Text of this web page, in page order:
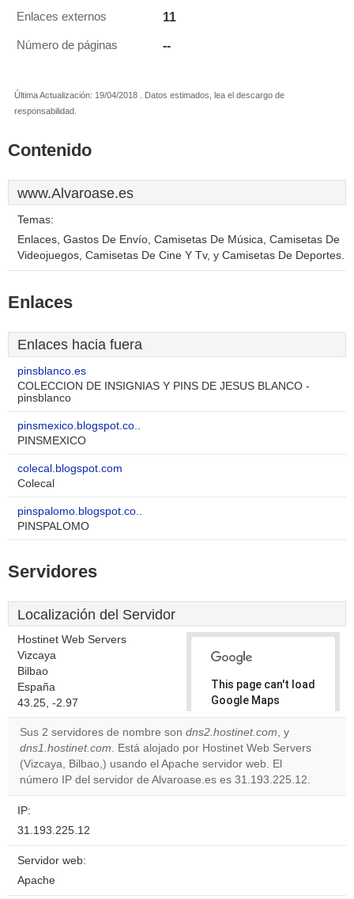
Enlaces externos 11
Número de páginas --
Última Actualización: 19/04/2018 . Datos estimados, lea el descargo de
responsabilidad.
Contenido
www.Alvaroase.es
Temas:
Enlaces, Gastos De Envío, Camisetas De Música, Camisetas De
Videojuegos, Camisetas De Cine Y Tv, y Camisetas De Deportes.
Enlaces
Enlaces hacia fuera
pinsblanco.es
COLECCION DE INSIGNIAS Y PINS DE JESUS BLANCO -
pinsblanco
pinsmexico.blogspot.co..
PINSMEXICO
colecal.blogspot.com
Colecal
pinspalomo.blogspot.co..
PINSPALOMO
Servidores
Localización del Servidor
Hostinet Web Servers
Vizcaya
Bilbao
España
43.25, -2.97
This page can't load
Google Maps
correctly.
Do you
own this
website?
Sus 2 servidores de nombre son dns2.hostinet.com, y
dns1.hostinet.com. Está alojado por Hostinet Web Servers
(Vizcaya, Bilbao,) usando el Apache servidor web. El
número IP del servidor de Alvaroase.es es 31.193.225.12.
IP:
31.193.225.12
Servidor web:
Apache